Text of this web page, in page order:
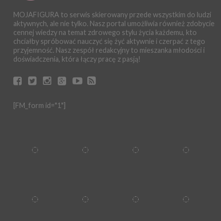
MOJAFIGURA to serwis skierowany przede wszystkim do ludzi
aktywnych, ale nie tylko. Nasz portal umożliwia również zdobycie
cennej wiedzy na temat zdrowego stylu życia każdemu, kto
chciałby spróbować nauczyć się żyć aktywnie i czerpać z tego
przyjemność. Nasz zespół redakcyjny to mieszanka młodości i
doświadczenia, która łączy pracę z pasją!
[FM_form id="1"]